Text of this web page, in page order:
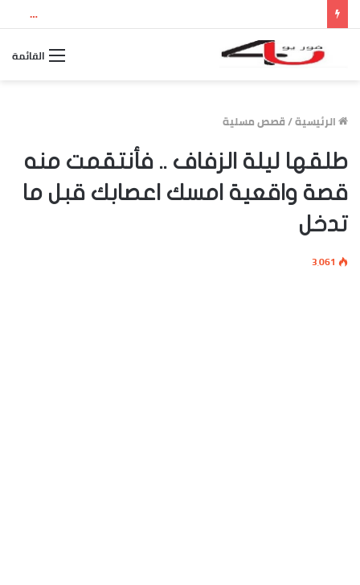
نتيجة الثانوية العامة 2026 بالاسم ورقم الجلوس.. استعلم الآن عن درجاتك والمجموع الكلي
القائمة
الرئيسية/قصص مسلية
طلقها ليلة الزفاف .. فأنتقمت منه
قصة واقعية امسك اعصابك قبل ما
تدخل
3٬061